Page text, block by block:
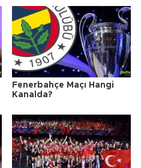
Fenerbahçe Maçı Hangi
Kanalda?